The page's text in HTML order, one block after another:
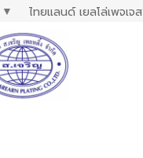
▼ ไทยแลนด์ เยลโล่เพจเจส